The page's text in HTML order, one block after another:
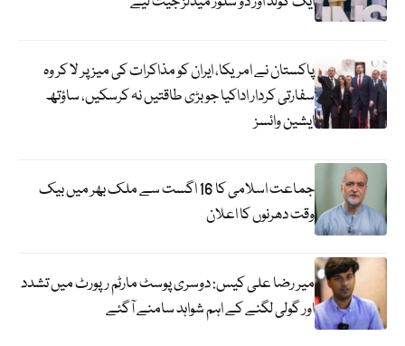
پاکستان نے امریکا، ایران کو مذاکرات کی میز پر لا کر وہ
سفارتی کردار اداکیا جو بڑی طاقتیں نہ کرسکیں، ساؤتھ
ایشین وائسز
جماعت اسلامی کا 16 اگست سے ملک بھر میں بیک
وقت دھرنوں کا اعلان
میر رضا علی کیس: دوسری پوسٹ مارٹم رپورٹ میں تشدد
اور گولی لگنے کے اہم شواہد سامنے آگئے